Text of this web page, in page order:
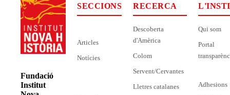
Fundació
Institut
SECCIONS
Articles
Notícies
RECERCA
Descoberta
d'Amèrica
Colom
Servent/Cervantes
Lletres catalanes
Qui som
Portal
Adhesions